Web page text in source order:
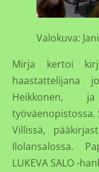
Valokuva:
Mirja kertoi
haastattelijana
Heikkonen,
Villissä,
Ilolansalossa.
LUKEVA SALO -